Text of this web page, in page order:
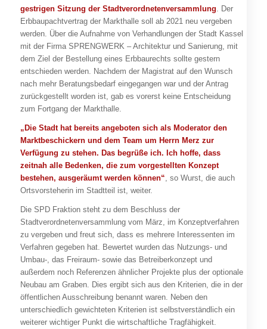
gestrigen Sitzung der Stadtverordnetenversammlung. Der
Erbbaupachtvertrag der Markthalle soll ab 2021 neu vergeben
werden. Über die Aufnahme von Verhandlungen der Stadt Kassel
mit der Firma SPRENGWERK – Architektur und Sanierung, mit
dem Ziel der Bestellung eines Erbbaurechts sollte gestern
entschieden werden. Nachdem der Magistrat auf den Wunsch
nach mehr Beratungsbedarf eingegangen war und der Antrag
zurückgestellt worden ist, gab es vorerst keine Entscheidung
zum Fortgang der Markthalle.
„Die Stadt hat bereits angeboten sich als Moderator den
Marktbeschickern und dem Team um Herrn Merz zur
Verfügung zu stehen. Das begrüße ich. Ich hoffe, dass
zeitnah alle Bedenken, die zum vorgestellten Konzept
bestehen, ausgeräumt werden können“, so Wurst, die auch
Ortsvorsteherin im Stadtteil ist, weiter.
Die SPD Fraktion steht zu dem Beschluss der
Stadtverordnetenversammlung vom März, im Konzeptverfahren
zu vergeben und freut sich, dass es mehrere Interessenten im
Verfahren gegeben hat. Bewertet wurden das Nutzungs- und
Umbau-, das Freiraum- sowie das Betreiberkonzept und
außerdem noch Referenzen ähnlicher Projekte plus der optionale
Neubau am Graben. Dies ergibt sich aus den Kriterien, die in der
öffentlichen Ausschreibung benannt waren. Neben den
unterschiedlich gewichteten Kriterien ist selbstverständlich ein
weiterer wichtiger Punkt die wirtschaftliche Tragfähigkeit.